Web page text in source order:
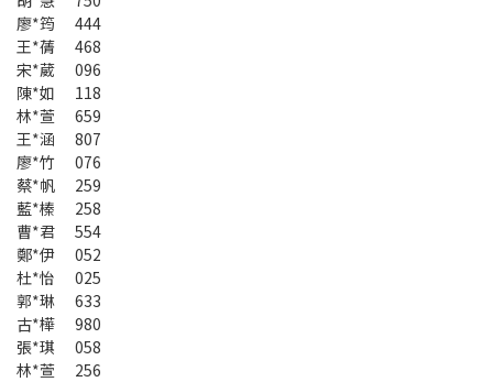
廖*筠 444
王*蒨 468
宋*葳 096
陳*如 118
林*萱 659
王*涵 807
廖*竹 076
蔡*帆 259
藍*榛 258
曹*君 554
鄭*伊 052
杜*怡 025
郭*琳 633
古*樺 980
張*琪 058
林*萱 256